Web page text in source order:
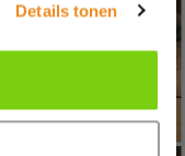
Details tonen